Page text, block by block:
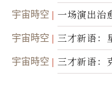
礎設施
宇宙時空 一场演出治
宇宙時空 三才新语：
宇宙時空 三才新语：